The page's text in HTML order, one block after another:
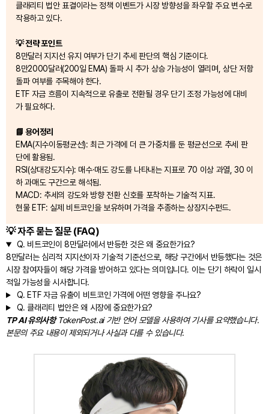
클래리티 법안 표결이라는 정책 이벤트가 시장 방향성을 좌우할 주요 변수로
작용하고 있다.
💡 전략 포인트
8만달러 지지선 유지 여부가 단기 추세 판단의 핵심 기준이다.
8만2000달러(200일 EMA) 돌파 시 추가 상승 가능성이 열리며, 상단 저항
돌파 여부를 주목해야 한다.
ETF 자금 흐름이 지속적으로 유출로 전환될 경우 단기 조정 가능성에 대비
가 필요하다.
📘 용어정리
EMA(지수이동평균선): 최근 가격에 더 큰 가중치를 둔 평균선으로 추세 판
단에 활용됨.
RSI(상대강도지수): 매수·매도 강도를 나타내는 지표로 70 이상 과열, 30 이
하 과매도 구간으로 해석됨.
MACD: 추세의 강도와 방향 전환 신호를 포착하는 기술적 지표.
현물 ETF: 실제 비트코인을 보유하며 가격을 추종하는 상장지수펀드.
💡 자주 묻는 질문 (FAQ)
Q. 비트코인이 8만달러에서 반등한 것은 왜 중요한가요?
8만달러는 심리적 지지선이자 기술적 기준선으로, 해당 구간에서 반등했다는 것은
시장 참여자들이 해당 가격을 방어하고 있다는 의미입니다. 이는 단기 하락이 일시
적일 가능성을 시사합니다.
Q. ETF 자금 유출이 비트코인 가격에 어떤 영향을 주나요?
Q. 클래리티 법안은 왜 시장에 중요한가요?
TP AI 유의사항TokenPost.ai 기반 언어 모델을 사용하여 기사를 요약했습니다.
본문의 주요 내용이 제외되거나 사실과 다를 수 있습니다.